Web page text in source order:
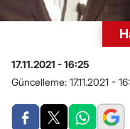
17.11.2021 - 16:25
Güncelleme: 17.11.2021 -